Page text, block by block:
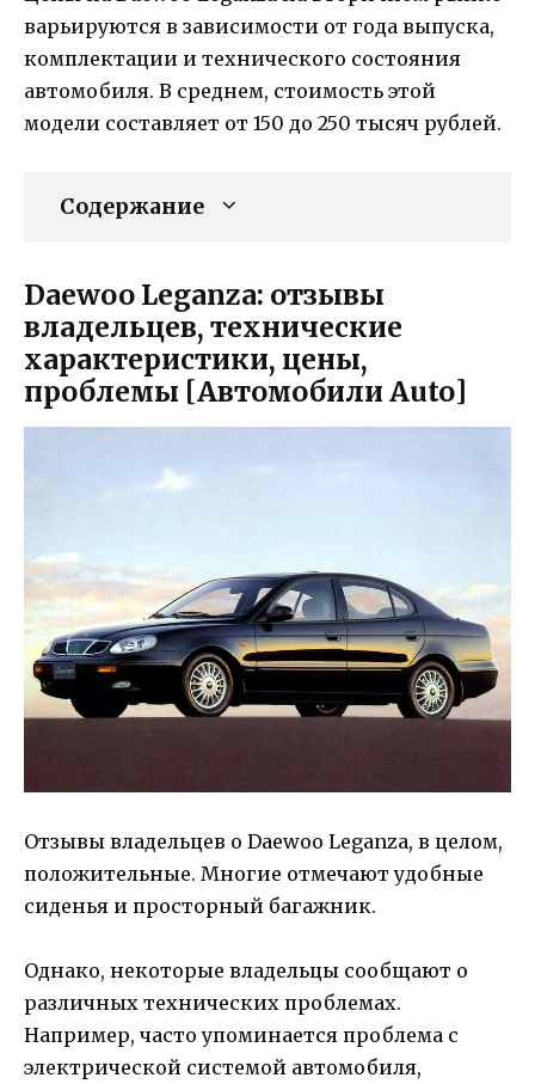
варьируются в зависимости от года выпуска,
комплектации и технического состояния
автомобиля. В среднем, стоимость этой
модели составляет от 150 до 250 тысяч рублей.
Содержание
Daewoo Leganza: отзывы
владельцев, технические
характеристики, цены,
проблемы [Автомобили Auto]
Отзывы владельцев о Daewoo Leganza, в целом,
положительные. Многие отмечают удобные
сиденья и просторный багажник.
Однако, некоторые владельцы сообщают о
различных технических проблемах.
Например, часто упоминается проблема с
электрической системой автомобиля,